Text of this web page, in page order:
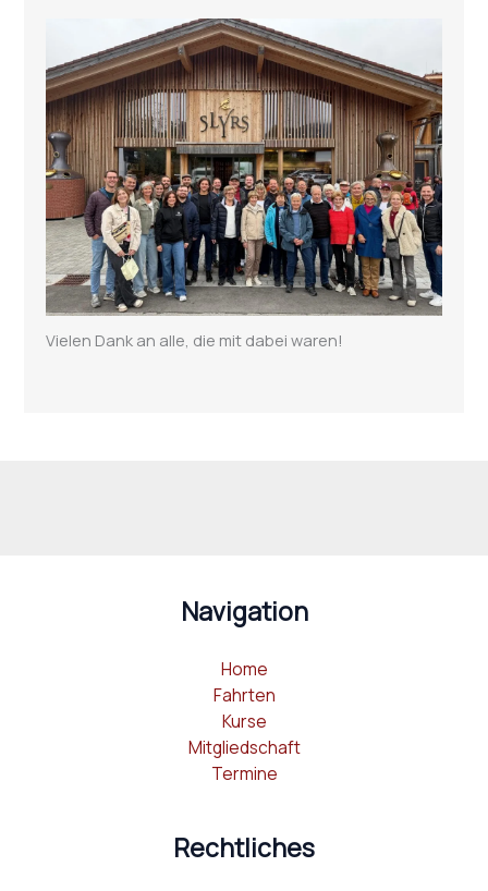
Vielen Dank an alle, die mit dabei waren!
Navigation
Home
Fahrten
Kurse
Mitgliedschaft
Termine
Rechtliches